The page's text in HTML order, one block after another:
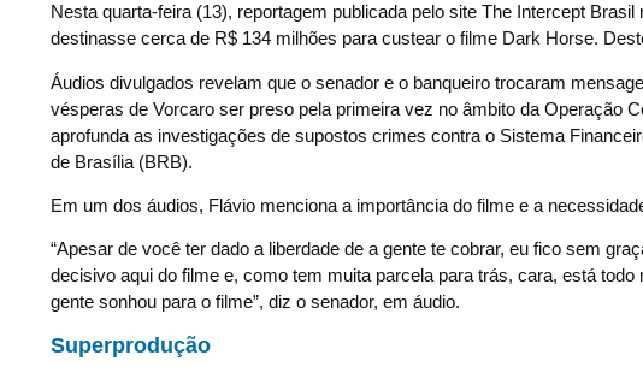
Nesta quarta-feira (13), reportagem publicada pelo site The Intercept
destinasse cerca de R$ 134 milhões para custear o filme Dark Horse.
Áudios divulgados revelam que o senador e o banqueiro trocaram
vésperas de Vorcaro ser preso pela primeira vez no âmbito da Operação
aprofunda as investigações de supostos crimes contra o Sistema
de Brasília (BRB).
Em um dos áudios, Flávio menciona a importância do filme e a
“Apesar de você ter dado a liberdade de a gente te cobrar, eu fico sem
decisivo aqui do filme e, como tem muita parcela para trás, cara, está
gente sonhou para o filme”, diz o senador, em áudio.
Superprodução